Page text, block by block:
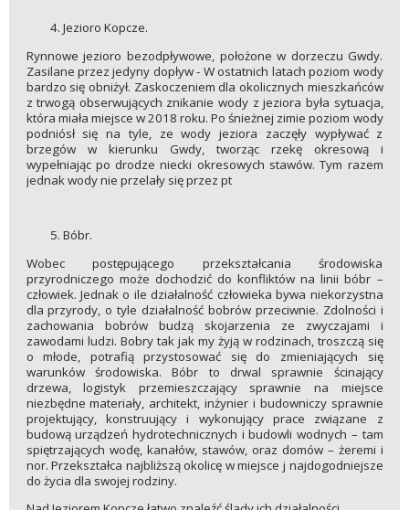
Jezioro Kopcze.
Rynnowe jezioro bezodpływowe, położone w dorzeczu Gwdy.
Zasilane przez jedyny dopływ - W ostatnich latach poziom wody
bardzo się obniżył. Zaskoczeniem dla okolicznych mieszkańców
z trwogą obserwujących znikanie wody z jeziora była sytuacja,
która miała miejsce w 2018 roku. Po śnieżnej zimie poziom wody
podniósł się na tyle, ze wody jeziora zaczęły wypływać z
brzegów w kierunku Gwdy, tworząc rzekę okresową i
wypełniając po drodze niecki okresowych stawów. Tym razem
jednak wody nie przelały się przez pt
Bóbr.
Wobec postępującego przekształcania środowiska
przyrodniczego może dochodzić do konfliktów na linii bóbr –
człowiek. Jednak o ile działalność człowieka bywa niekorzystna
dla przyrody, o tyle działalność bobrów przeciwnie. Zdolności i
zachowania bobrów budzą skojarzenia ze zwyczajami i
zawodami ludzi. Bobry tak jak my żyją w rodzinach, troszczą się
o młode, potrafią przystosować się do zmieniających się
warunków środowiska. Bóbr to drwal sprawnie ścinający
drzewa, logistyk przemieszczający sprawnie na miejsce
niezbędne materiały, architekt, inżynier i budowniczy sprawnie
projektujący, konstruujący i wykonujący prace związane z
budową urządzeń hydrotechnicznych i budowli wodnych – tam
spiętrzających wodę, kanałów, stawów, oraz domów – żeremi i
nor. Przekształca najbliższą okolicę w miejsce j najdogodniejsze
do życia dla swojej rodziny.